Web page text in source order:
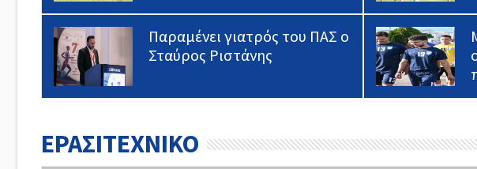
Παραμένει γιατρός του ΠΑΣ ο
Σταύρος Ριστάνης
ΕΡΑΣΙΤΕΧΝΙΚΟ